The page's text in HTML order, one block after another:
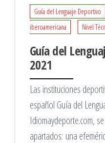
Guía del Lenguaje Deportivo
iberoamericana
Nivel
Guía del
2021
Las instituciones
español Guía del
Idiomaydeporte.com,
apartados: una